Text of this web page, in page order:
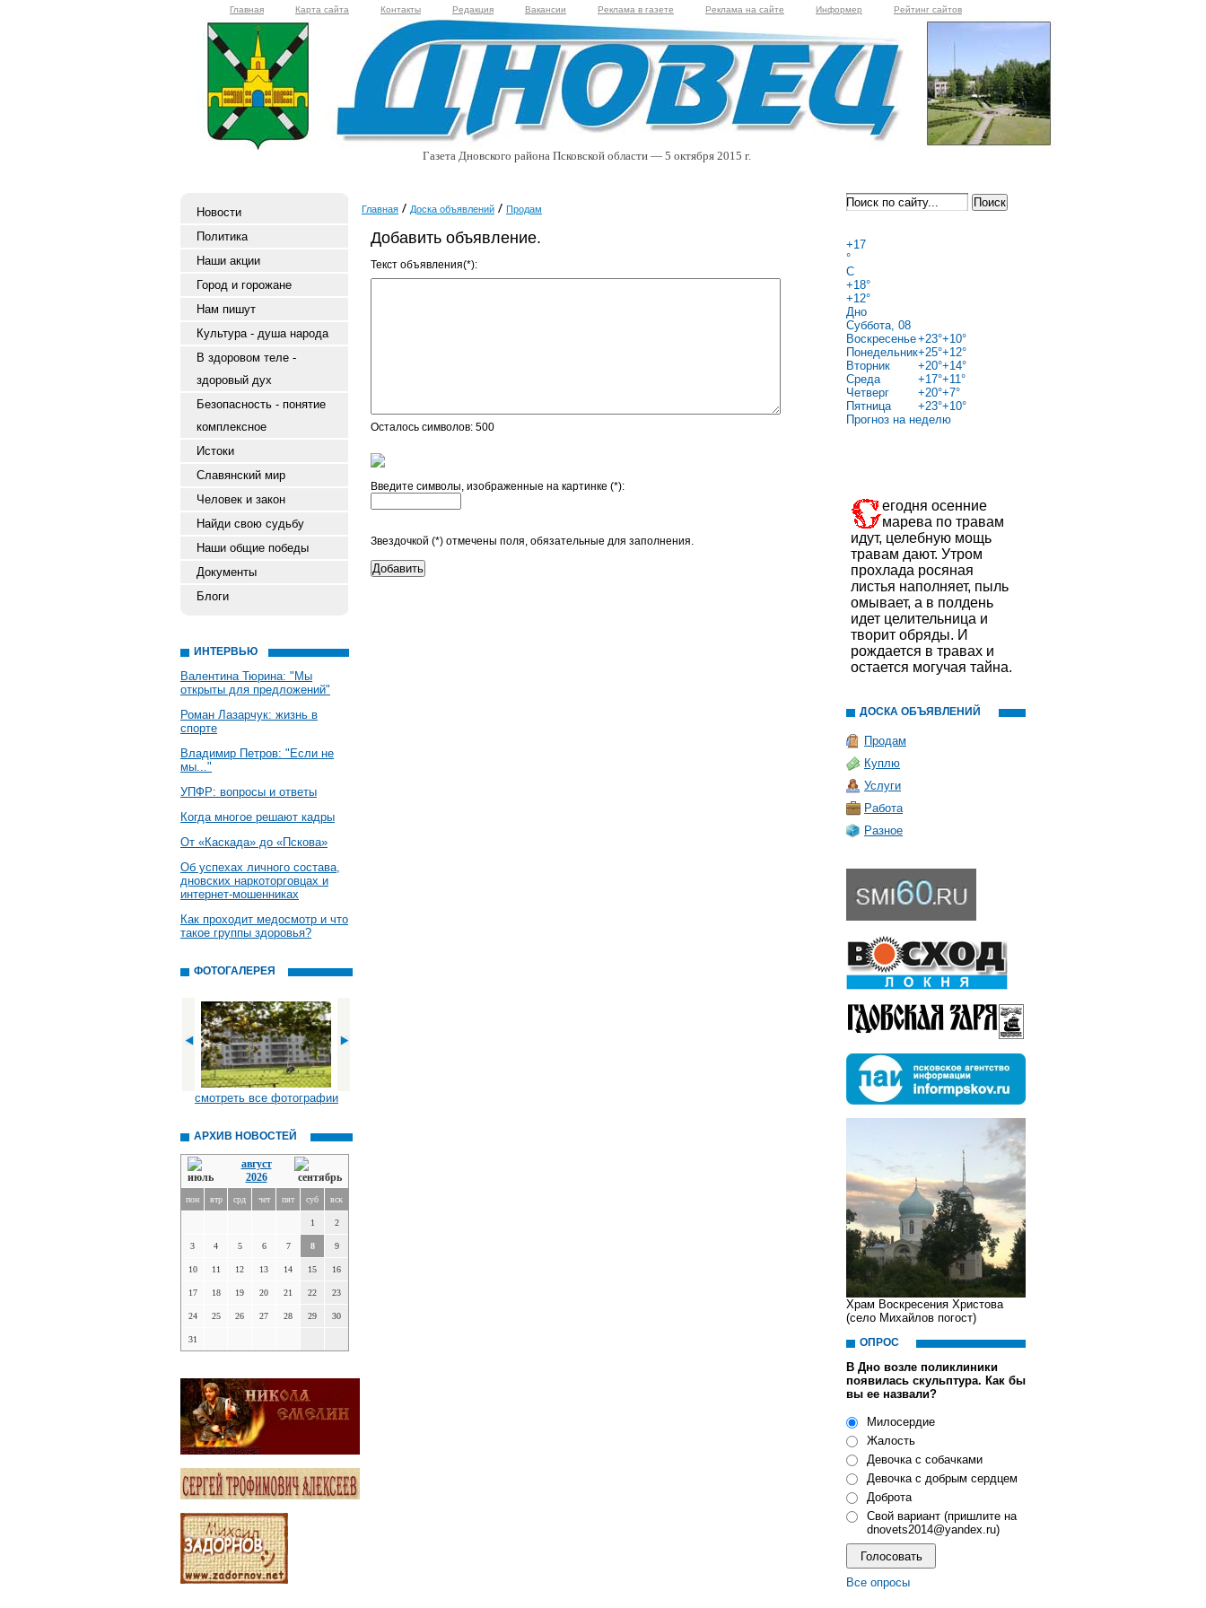
Главная Карта сайта Контакты Редакция Вакансии Реклама в газете Реклама на сайте Информер Рейтинг сайтов
Газета Дновского района Псковской области — 5 октября 2015 г.
Новости
Политика
Наши акции
Город и горожане
Нам пишут
Культура - душа народа
В здоровом теле -
здоровый дух
Безопасность - понятие
комплексное
Истоки
Славянский мир
Человек и закон
Найди свою судьбу
Наши общие победы
Документы
Блоги
ИНТЕРВЬЮ
Валентина Тюрина: "Мы
открыты для предложений"
Роман Лазарчук: жизнь в
спорте
Владимир Петров: "Если не
мы..."
УПФР: вопросы и ответы
Когда многое решают кадры
От «Каскада» до «Пскова»
Об успехах личного состава,
дновских наркоторговцах и
интернет-мошенниках
Как проходит медосмотр и что
такое группы здоровья?
ФОТОГАЛЕРЕЯ
смотреть все фотографии
АРХИВ НОВОСТЕЙ
август
2026
пон втр срд чет пят суб вск
1 2
3 4 5 6 7 8 9
10 11 12 13 14 15 16
17 18 19 20 21 22 23
24 25 26 27 28 29 30
31
Главная Доска объявлений Продам
Добавить объявление.
Текст объявления(*):
Осталось символов: 500
Введите символы, изображенные на картинке (*):
Звездочкой (*) отмечены поля, обязательные для заполнения.
+17
°
C
+18°
+12°
Дно
Суббота, 08
Воскресенье+23°+10°
Понедельник+25°+12°
Вторник
+20°+14°
Среда
+17°+11°
Четверг
+20°+7°
Пятница
+23°+10°
Прогноз на неделю
егодня осенние
марева по травам
идут, целебную мощь
травам дают. Утром
прохлада росяная
листья наполняет, пыль
омывает, а в полдень
идет целительница и
творит обряды. И
рождается в травах и
остается могучая тайна.
ДОСКА ОБЪЯВЛЕНИЙ
Продам
Куплю
Услуги
Работа
Разное
Храм Воскресения Христова
(село Михайлов погост)
ОПРОС
В Дно возле поликлиники
появилась скульптура. Как бы
вы ее назвали?
Милосердие
Жалость
Девочка с собачками
Девочка с добрым сердцем
Доброта
Свой вариант (пришлите на
dnovets2014@yandex.ru)
Все опросы